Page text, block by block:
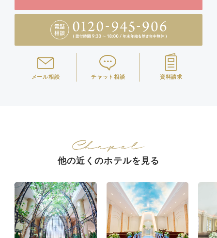
メール相談 チャット相談 資料請求
他の近くのホテルを見る